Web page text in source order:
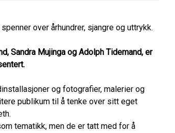
over århundrer, sjangre og uttrykk.
Sandra Mujinga og Adolph Tidemand, er
og fotografier, malerier og
publikum til å tenke over sitt eget
tematikk, men de er tatt med for å